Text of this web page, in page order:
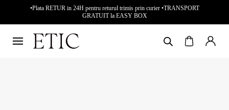
•Plata RETUR in 24H pentru returul trimis prin curier •TRANSPORT
GRATUIT la EASY BOX